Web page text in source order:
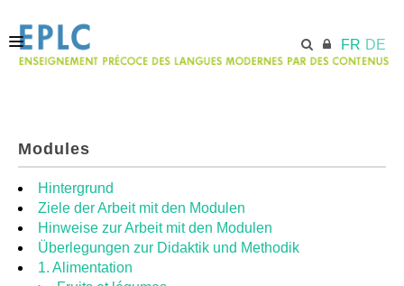
FR DE
MODULES
Modules
Hintergrund
Ziele der Arbeit mit den Modulen
Hinweise zur Arbeit mit den Modulen
Überlegungen zur Didaktik und Methodik
1. Alimentation